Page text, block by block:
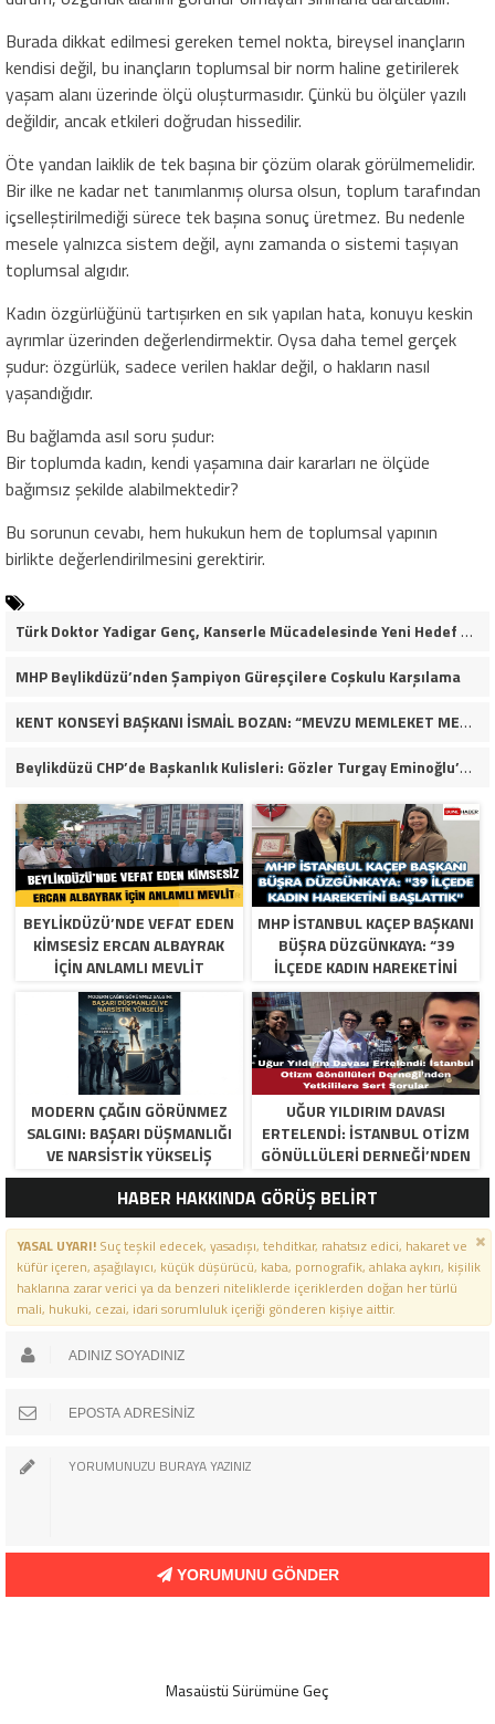
Burada dikkat edilmesi gereken temel nokta, bireysel inançların
kendisi değil, bu inançların toplumsal bir norm haline getirilerek
yaşam alanı üzerinde ölçü oluşturmasıdır. Çünkü bu ölçüler yazılı
değildir, ancak etkileri doğrudan hissedilir.
Öte yandan laiklik de tek başına bir çözüm olarak görülmemelidir.
Bir ilke ne kadar net tanımlanmış olursa olsun, toplum tarafından
içselleştirilmediği sürece tek başına sonuç üretmez. Bu nedenle
mesele yalnızca sistem değil, aynı zamanda o sistemi taşıyan
toplumsal algıdır.
Kadın özgürlüğünü tartışırken en sık yapılan hata, konuyu keskin
ayrımlar üzerinden değerlendirmektir. Oysa daha temel gerçek
şudur: özgürlük, sadece verilen haklar değil, o hakların nasıl
yaşandığıdır.
Bu bağlamda asıl soru şudur:
Bir toplumda kadın, kendi yaşamına dair kararları ne ölçüde
bağımsız şekilde alabilmektedir?
Bu sorunun cevabı, hem hukukun hem de toplumsal yapının
birlikte değerlendirilmesini gerektirir.
Türk Doktor Yadigar Genç, Kanserle Mücadelesinde Yeni Hedef Kanser Kök Hücreleri
MHP Beylikdüzü’nden Şampiyon Güreşçilere Coşkulu Karşılama
KENT KONSEYİ BAŞKANI İSMAİL BOZAN: “MEVZU MEMLEKET MESELESİ”
Beylikdüzü CHP’de Başkanlık Kulisleri: Gözler Turgay Eminoğlu’nda!
BEYLIKDÜZÜ’NDE VEFAT EDEN
KIMSESIZ ERCAN ALBAYRAK
İÇIN ANLAMLI MEVLIT
MHP İSTANBUL KAÇEP BAŞKANI
BÜŞRA DÜZGÜNKAYA: “39
İLÇEDE KADIN HAREKETINI
BAŞLATTIK”
MODERN ÇAĞIN GÖRÜNMEZ
SALGINI: BAŞARI DÜŞMANLIĞI
VE NARSISTIK YÜKSELIŞ
UĞUR YILDIRIM DAVASI
ERTELENDI: İSTANBUL OTIZM
GÖNÜLLÜLERI DERNEĞI’NDEN
YETKILILERE SERT SORULAR
HABER HAKKINDA GÖRÜŞ BELİRT
YASAL UYARI!Suç teşkil edecek, yasadışı, tehditkar, rahatsız edici, hakaret ve
küfür içeren, aşağılayıcı, küçük düşürücü, kaba, pornografik, ahlaka aykırı, kişilik
haklarına zarar verici ya da benzeri niteliklerde içeriklerden doğan her türlü
mali, hukuki, cezai, idari sorumluluk içeriği gönderen kişiye aittir.
YORUMUNU GÖNDER
Masaüstü Sürümüne Geç